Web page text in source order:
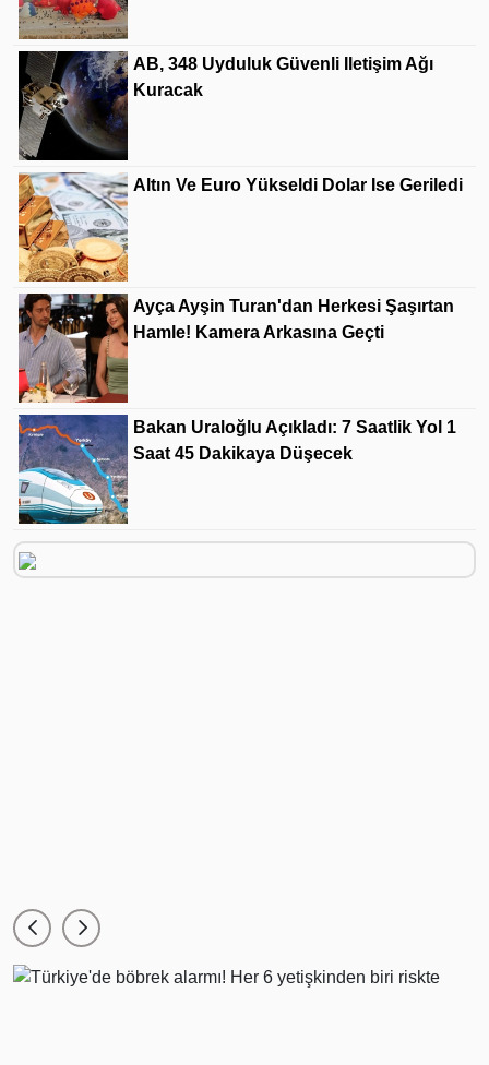
AB, 348 Uyduluk Güvenli Iletişim Ağı
Kuracak
Altın Ve Euro Yükseldi Dolar Ise Geriledi
Ayça Ayşin Turan'dan Herkesi Şaşırtan
Hamle! Kamera Arkasına Geçti
Bakan Uraloğlu Açıkladı: 7 Saatlik Yol 1
Saat 45 Dakikaya Düşecek